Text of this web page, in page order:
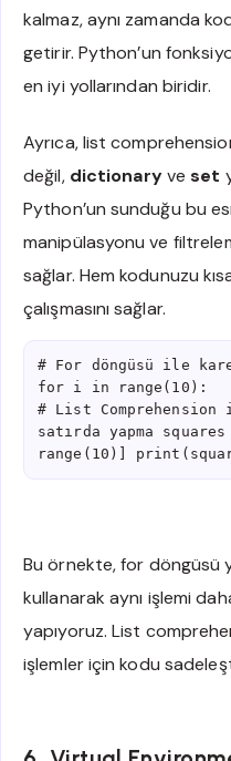
kalmaz, aynı zamanda
getirir. Python’un
en iyi yollarından biridir.
Ayrıca, list
değil, dictionaryveset
Python’un sunduğu bu
manipülasyonu ve
sağlar. Hem kodunuzu
çalışmasını sağlar.
# For döngüsü ile
for i in range(10):
# List
satırda yapma
range(10)]
Bu örnekte, for döngüsü
kullanarak aynı işlemi
yapıyoruz. List
işlemler için kodu